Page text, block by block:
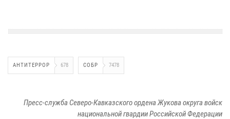
АНТИТЕРРОР 678 СОБР 7478
Пресс-служба Северо-Кавказского ордена Жукова округа войск
национальной гвардии Российской Федерации